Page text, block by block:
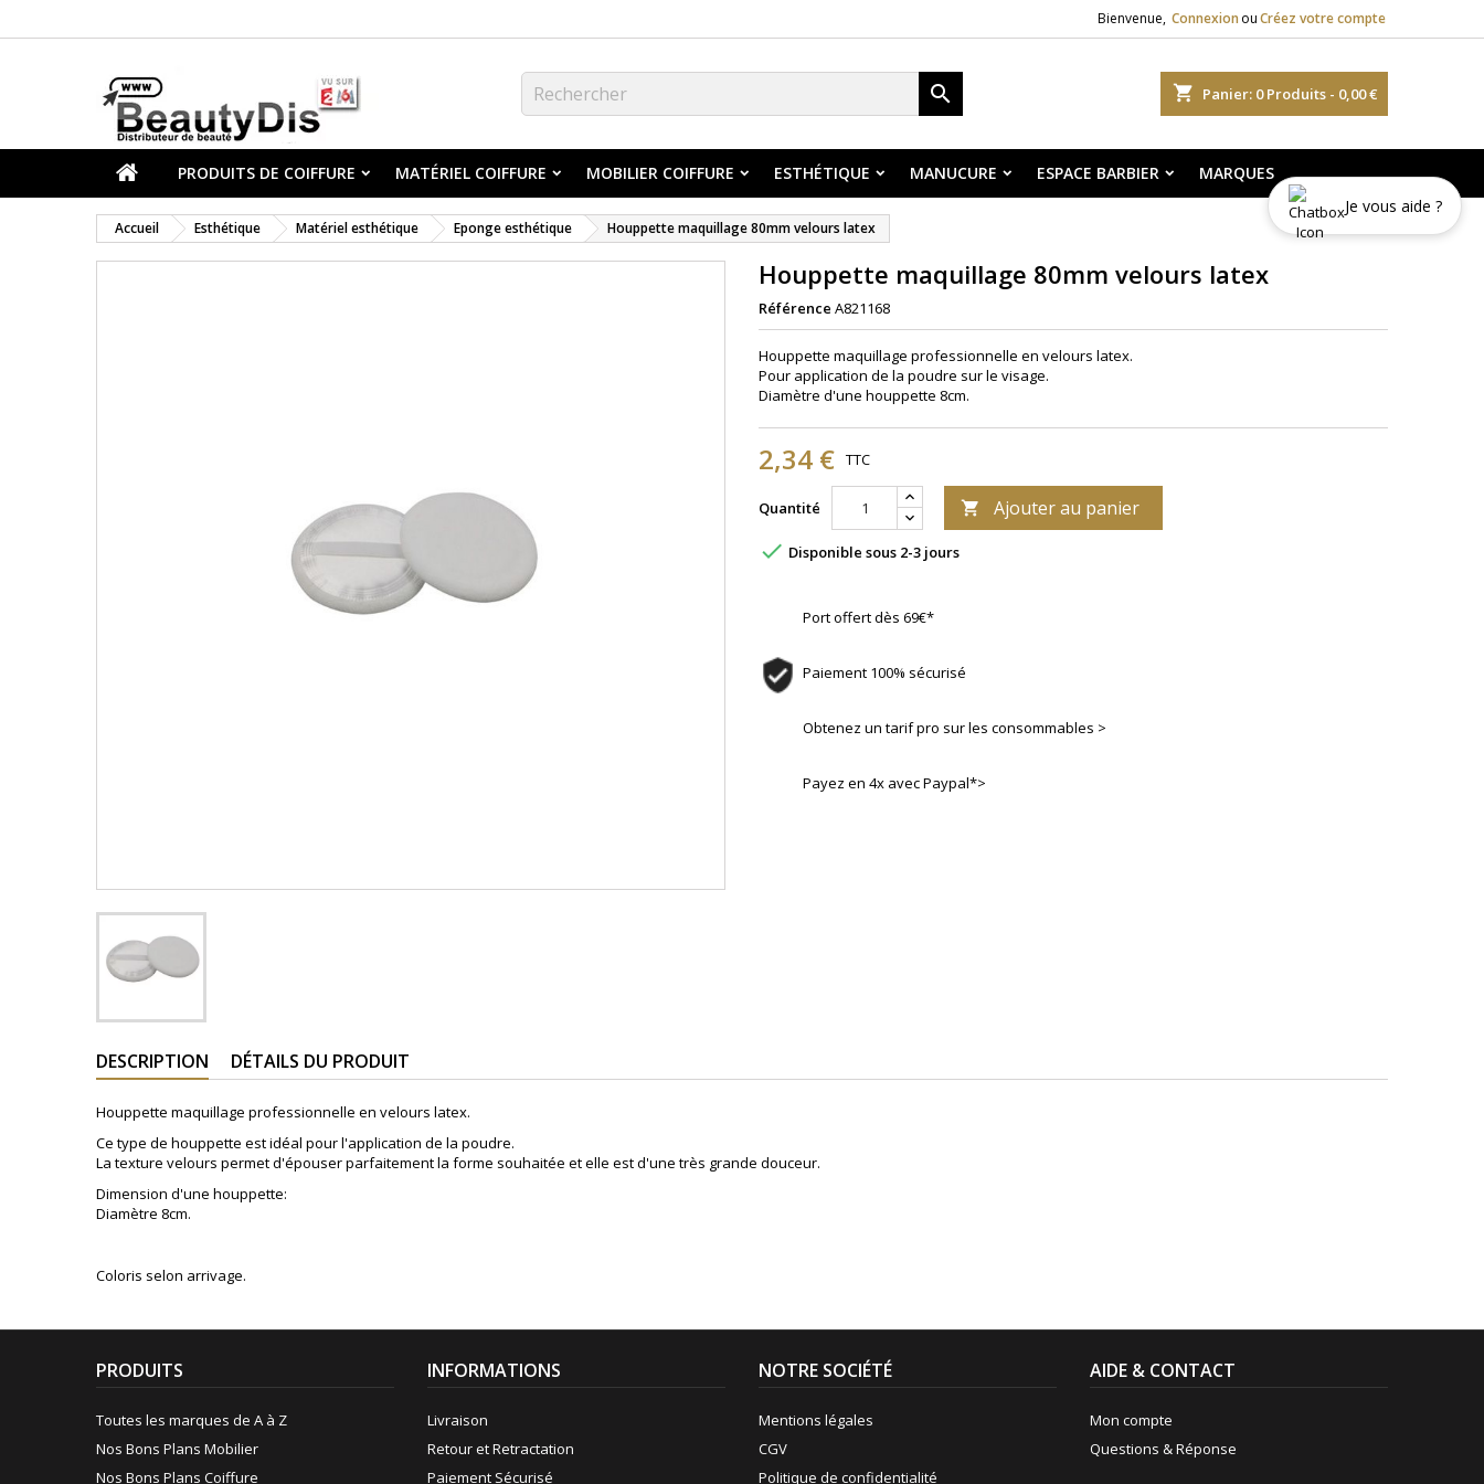
Bienvenue, Connexion ouCréez votre compte
shopping_cart Panier: 0Produits - 0,00 €

PRODUITS DE COIFFURE MATÉRIEL COIFFURE MOBILIER COIFFURE ESTHÉTIQUE MANUCURE ESPACE BARBIER MARQUES
Accueil Esthétique Matériel esthétique Eponge esthétique Houppette maquillage 80mm velours latex
Houppette maquillage 80mm velours latex
Référence A821168
Houppette maquillage professionnelle en velours latex.
Pour application de la poudre sur le visage.
Diamètre d'une houppette 8cm.
2,34 € TTC
Quantité  Ajouter au panier
 Disponible sous 2-3 jours
Port offert dès 69€*
Paiement 100% sécurisé
Obtenez un tarif pro sur les consommables >
Payez en 4x avec Paypal*>
DESCRIPTION DÉTAILS DU PRODUIT
Houppette maquillage professionnelle en velours latex.
Ce type de houppette est idéal pour l'application de la poudre.
La texture velours permet d'épouser parfaitement la forme souhaitée et elle est d'une très grande douceur.
Dimension d'une houppette:
Diamètre 8cm.
Coloris selon arrivage.
PRODUITS
Toutes les marques de A à Z
Nos Bons Plans Mobilier
Nos Bons Plans Coiffure
INFORMATIONS
Livraison
Retour et Retractation
Paiement Sécurisé
NOTRE SOCIÉTÉ
Mentions légales
CGV
Politique de confidentialité
AIDE & CONTACT
Mon compte
Questions & Réponse
Je vous aide ?